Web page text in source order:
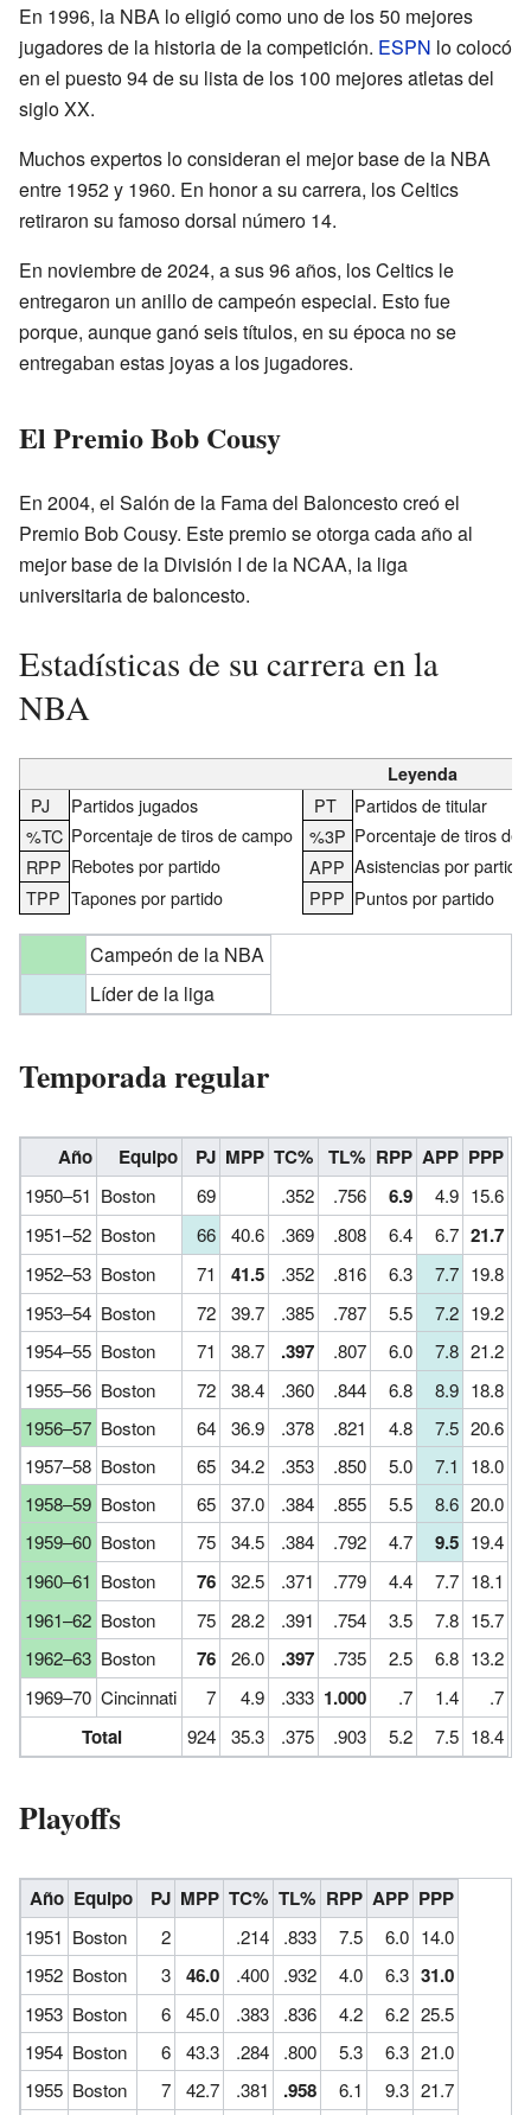
En 1996, la NBA lo eligió como uno de los 50 mejores
jugadores de la historia de la competición. ESPN lo colocó
en el puesto 94 de su lista de los 100 mejores atletas del
siglo XX.
Muchos expertos lo consideran el mejor base de la NBA
entre 1952 y 1960. En honor a su carrera, los Celtics
retiraron su famoso dorsal número 14.
En noviembre de 2024, a sus 96 años, los Celtics le
entregaron un anillo de campeón especial. Esto fue
porque, aunque ganó seis títulos, en su época no se
entregaban estas joyas a los jugadores.
El Premio Bob Cousy
En 2004, el Salón de la Fama del Baloncesto creó el
Premio Bob Cousy. Este premio se otorga cada año al
mejor base de la División I de la NCAA, la liga
universitaria de baloncesto.
Estadísticas de su carrera en la
NBA
Leyenda
PJ Partidos jugados PT
Partidos de titular
%TC Porcentaje de tiros de campo %3P Porcentaje de tiros de
RPP Rebotes por partido APP Asistencias por partido
TPP Tapones por partido PPP Puntos por partido
Campeón de la NBA
Líder de la liga
Temporada regular
Año Equipo PJ MPP TC% TL% RPP APP PPP
1950–51 Boston 69 .352 .756 6.9 4.9 15.6
1951–52 Boston 66 40.6 .369 .808 6.4 6.7 21.7
1952–53 Boston 71 41.5 .352 .816 6.3 7.7 19.8
1953–54 Boston 72 39.7 .385 .787 5.5 7.2 19.2
1954–55 Boston 71 38.7 .397 .807 6.0 7.8 21.2
1955–56 Boston 72 38.4 .360 .844 6.8 8.9 18.8
1956–57 Boston 64 36.9 .378 .821 4.8 7.5 20.6
1957–58 Boston 65 34.2 .353 .850 5.0 7.1
18.0
1958–59 Boston 65 37.0 .384 .855 5.5 8.6 20.0
1959–60 Boston 75 34.5 .384 .792 4.7 9.5 19.4
1960–61 Boston 76 32.5 .371 .779 4.4 7.7 18.1
1961–62 Boston 75 28.2 .391 .754 3.5 7.8 15.7
1962–63 Boston 76 26.0 .397 .735 2.5 6.8 13.2
1969–70 Cincinnati 7 4.9 .333 1.000 .7 1.4 .7
Total 924 35.3 .375 .903 5.2 7.5 18.4
Playoffs
Año Equipo PJ MPP TC% TL% RPP APP PPP
1951 Boston 2 .214 .833 7.5 6.0 14.0
1952 Boston 3 46.0 .400 .932 4.0 6.3 31.0
1953 Boston 6 45.0 .383 .836 4.2 6.2 25.5
1954 Boston 6 43.3 .284 .800 5.3 6.3 21.0
1955 Boston 7 42.7 .381 .958 6.1 9.3 21.7